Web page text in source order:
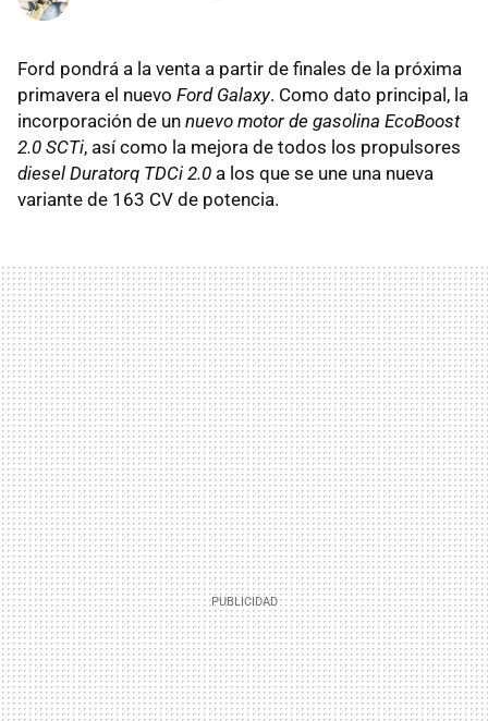
Ford pondrá a la venta a partir de finales de la próxima
primavera el nuevo Ford Galaxy. Como dato principal, la
incorporación de un nuevo motor de gasolina EcoBoost
2.0 SCTi, así como la mejora de todos los propulsores
diesel Duratorq TDCi 2.0 a los que se une una nueva
variante de 163 CV de potencia.